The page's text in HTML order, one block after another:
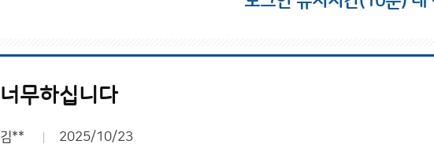
너무하십니다
김** 2025/10/23